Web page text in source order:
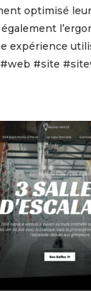
optimisé
expérience
#web #site